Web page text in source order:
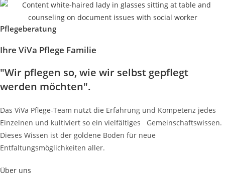
Pflegeberatung
Ihre ViVa Pflege Familie
"Wir pflegen so, wie wir selbst gepflegt
werden möchten".
Das ViVa Pflege-Team nutzt die Erfahrung und Kompetenz jedes
Einzelnen und kultiviert so ein vielfältiges Gemeinschaftswissen.
Dieses Wissen ist der goldene Boden für neue
Entfaltungsmöglichkeiten aller.
Über uns